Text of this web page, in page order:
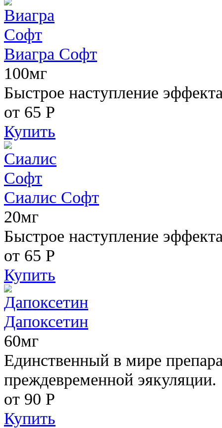
Виагра Софт
100мг
Быстрое наступление
от 65 Р
Купить
Сиалис Софт
20мг
Быстрое наступление
от 65 Р
Купить
Дапоксетин
60мг
Единственный в мире
преждевременной эякуляции.
от 90 Р
Купить